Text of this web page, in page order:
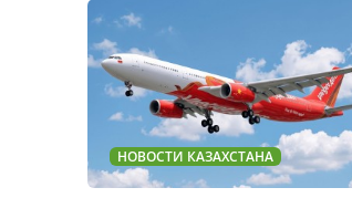
НОВОСТИ КАЗАХСТАНА